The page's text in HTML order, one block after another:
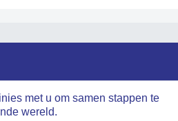
met u om samen stappen te
wereld.